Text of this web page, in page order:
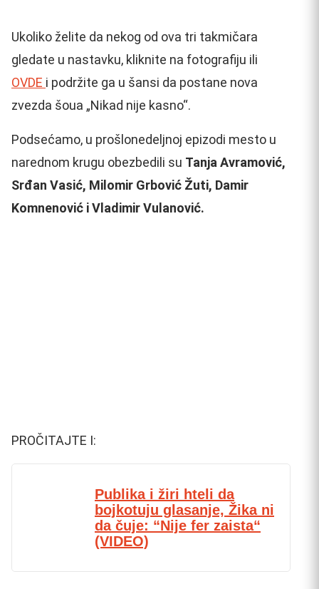
Ukoliko želite da nekog od ova tri takmičara
gledate u nastavku, kliknite na fotografiju ili
OVDE i podržite ga u šansi da postane nova
zvezda šoua „Nikad nije kasno“.
Podsećamo, u prošlonedeljnoj epizodi mesto u
narednom krugu obezbedili su Tanja Avramović,
Srđan Vasić, Milomir Grbović Žuti, Damir
Komnenović i Vladimir Vulanović.
PROČITAJTE I:
Publika i žiri hteli da
bojkotuju glasanje, Žika ni
da čuje: “Nije fer zaista“
(VIDEO)